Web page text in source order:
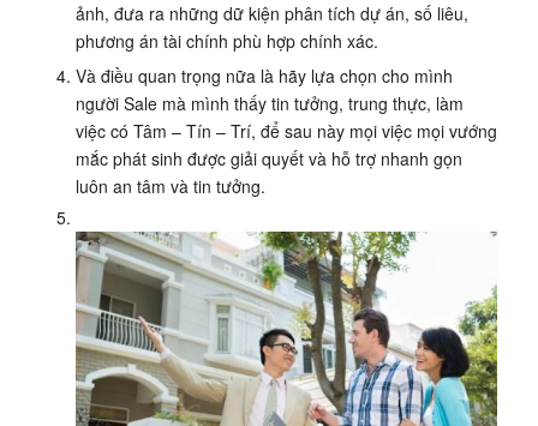
ảnh, đưa ra những dữ kiện phân tích dự án, số liêu,
phương án tài chính phù hợp chính xác.
Và điều quan trọng nữa là hãy lựa chọn cho mình
người Sale mà mình thấy tin tưởng, trung thực, làm
việc có Tâm – Tín – Trí, để sau này mọi việc mọi vướng
mắc phát sinh được giải quyết và hỗ trợ nhanh gọn
luôn an tâm và tin tưởng.